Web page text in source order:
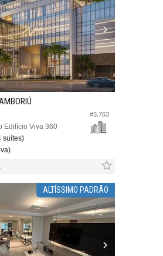
#3.763
Edifício Viva 360
suítes)
ALTÍSSIMO PADRÃO